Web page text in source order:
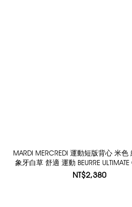
MARDI MERCREDI 運動短版背心 米
象牙白草 舒適 運動 BEURRE
RACERBACK TANK
NT$2,380